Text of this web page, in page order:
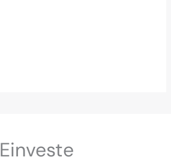
Einveste